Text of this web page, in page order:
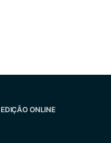
EDIÇÃO ONLINE